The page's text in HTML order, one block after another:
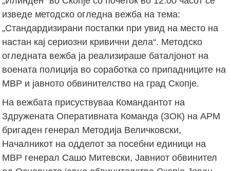
изведе методско огледна вежба на тема:
„Стандардизирани постапки при увид на место на
настан кај сериозни кривични дела“. Mетодско
огледната вежба ја реализираше баталјонот на
воената полиција во соработка со припадниците на
МВР и јавното обвинителство на град Скопје.
На вежбата присуствуваа Командантот на
Здружената Оперативната Команда (ЗОК) на АРМ
бригаден генерал Методија Величковски,
Началникот на одделот за посебни единици на
МВР генерал Сашо Митевски, Јавниот обвинител